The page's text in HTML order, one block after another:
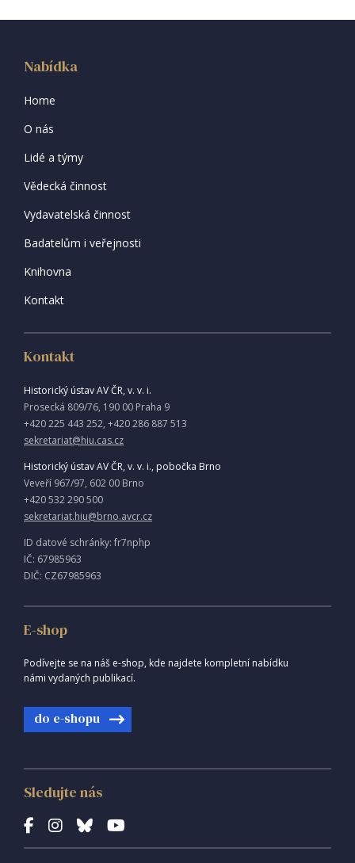
Nabídka
Home
O nás
Lidé a týmy
Vědecká činnost
Vydavatelská činnost
Badatelům i veřejnosti
Knihovna
Kontakt
Kontakt
Historický ústav AV ČR, v. v. i.
Prosecká 809/76, 190 00 Praha 9
+420 225 443 252, +420 286 887 513
sekretariat@hiu.cas.cz
Historický ústav AV ČR, v. v. i., pobočka Brno
Veveří 967/97, 602 00 Brno
+420 532 290 500
sekretariat.hiu@brno.avcr.cz
ID datové schránky: fr7nphp
IČ: 67985963
DIČ: CZ67985963
E-shop
Podívejte se na náš e-shop, kde najdete kompletní nabídku
námi vydaných publikací.
do e-shopu
Sledujte nás